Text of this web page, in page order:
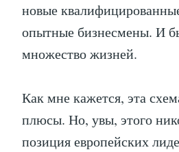
новые
опытные бизнесмены. И
множество жизней.
Как мне кажется, эта
плюсы. Но, увы, этого
позиция европейских